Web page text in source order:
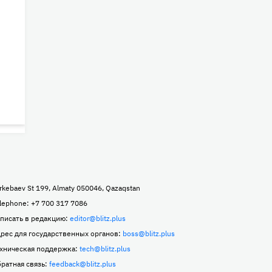
St 199, Almaty 050046, Qazaqstan
+7 700 317 7086
в редакцию: editor@blitz.plus
для государственных органов: boss@blitz.plus
поддержка: tech@blitz.plus
связь: feedback@blitz.plus